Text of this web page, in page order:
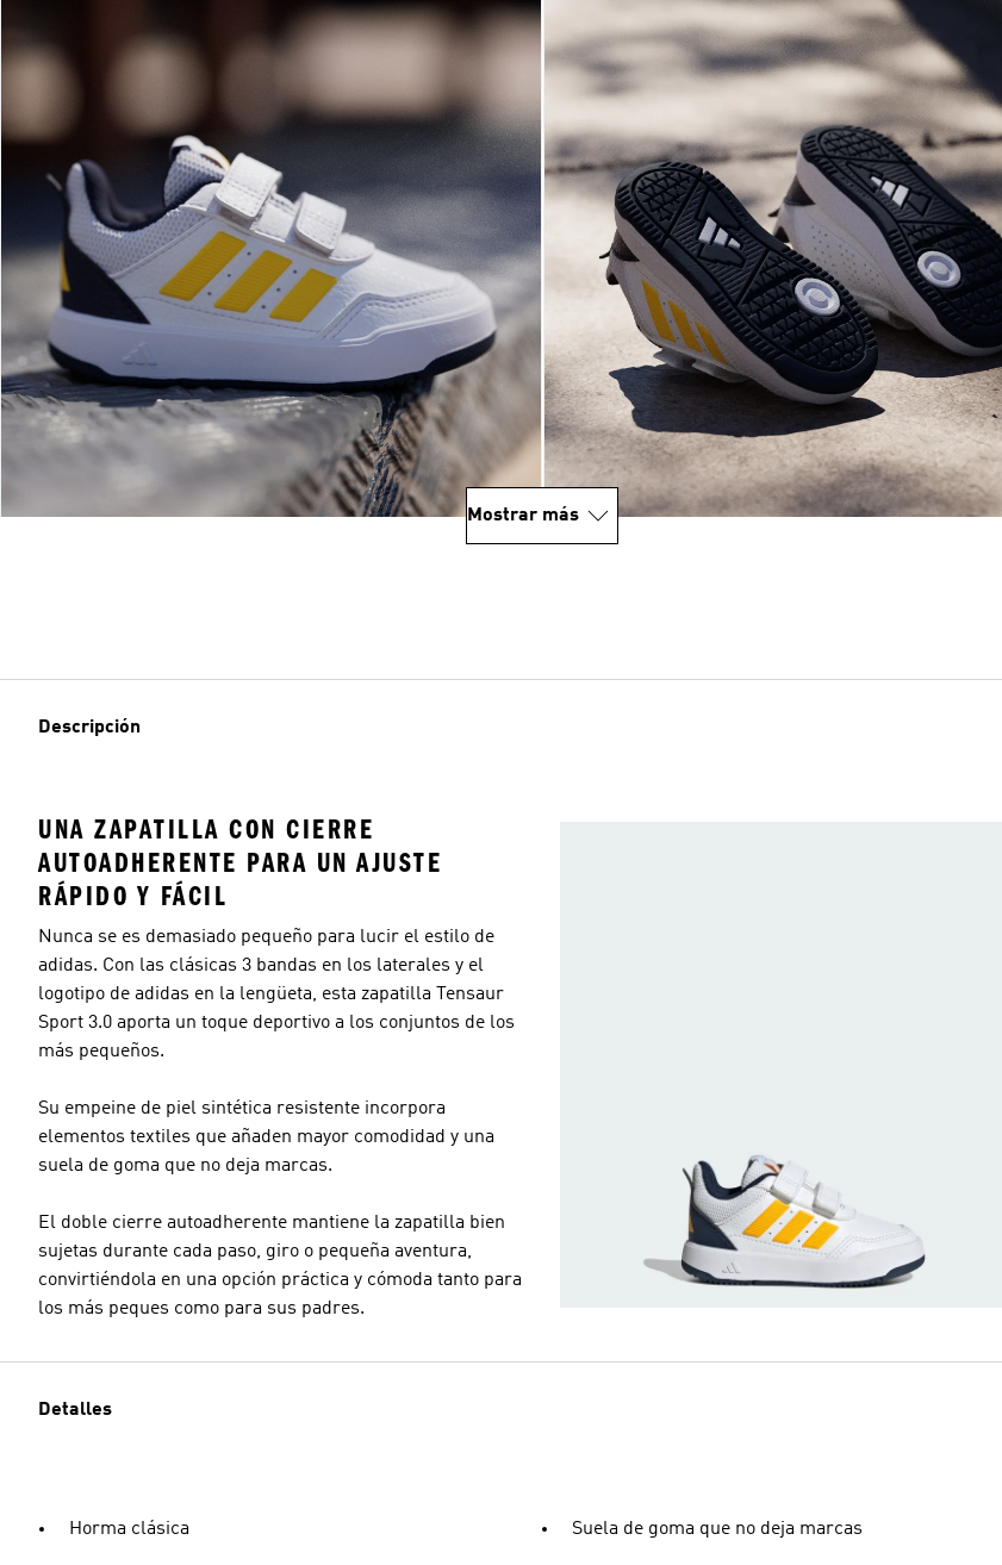
Mostrar más
Descripción
UNA ZAPATILLA CON CIERRE
AUTOADHERENTE PARA UN AJUSTE
RÁPIDO Y FÁCIL
Nunca se es demasiado pequeño para lucir el estilo de
adidas. Con las clásicas 3 bandas en los laterales y el
logotipo de adidas en la lengüeta, esta zapatilla Tensaur
Sport 3.0 aporta un toque deportivo a los conjuntos de los
más pequeños.
Su empeine de piel sintética resistente incorpora
elementos textiles que añaden mayor comodidad y una
suela de goma que no deja marcas.
El doble cierre autoadherente mantiene la zapatilla bien
sujetas durante cada paso, giro o pequeña aventura,
convirtiéndola en una opción práctica y cómoda tanto para
los más peques como para sus padres.
Detalles
Horma clásica Suela de goma que no deja marcas